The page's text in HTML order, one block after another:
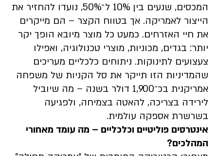
המכסים, שנעים בין 10% ל־50%, נועדו להחזיר את
הייצור לאמריקה. אך בטווח הקצר – הם מייקרים
את חיי האזרחים. כמעט כל מוצר מיובא הופך יקר
יותר: בגדים, מכוניות, מוצרי טכנולוגיה, ואפילו
צעצועים לתינוקות. ניתוחים כלכליים מעריכים
שהמדיניות הזו תייקר את סל הקניות של משפחה
אמריקנית בכ־1,900 דולר בשנה – מה שיוביל
לירידה בצריכה, להאטה בצמיחה, ולפגיעה
בשרשרת אספקה עולמית.
אינטרסים פוליטיים וכלכליים – מה עומד מאחורי
המהלכים?